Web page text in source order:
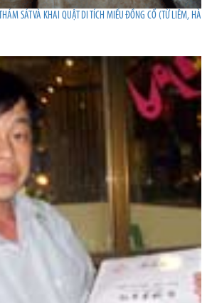
SÁT VÀ KHAI QUẬT DI TÍCH MIẾU ĐỒNG CỔ (TỪ LIÊM, HÀ